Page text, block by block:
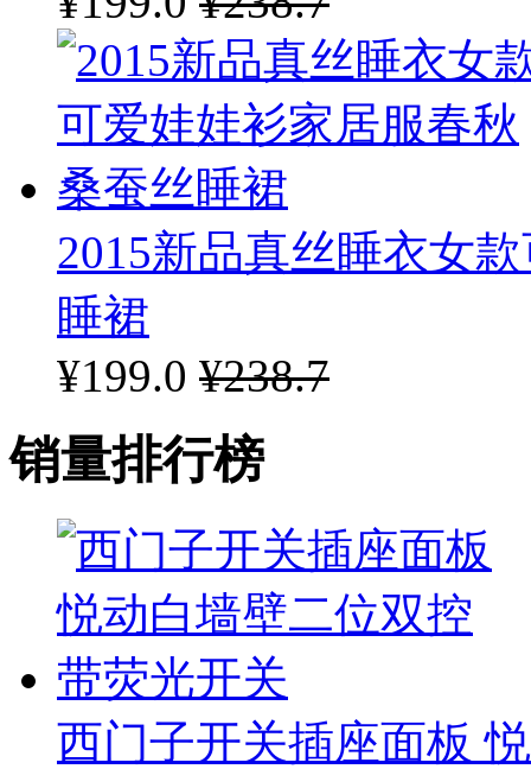
2015新品真丝睡衣女
睡裙
¥199.0 ¥238.7
销量排行榜
西门子开关插座面板